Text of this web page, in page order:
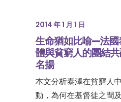
2014 年 1 月 1 日
生命猶如比喻—法國
體與貧窮人的團結
名揚
本文分析泰澤在貧窮人
動，為何在基督徒之間